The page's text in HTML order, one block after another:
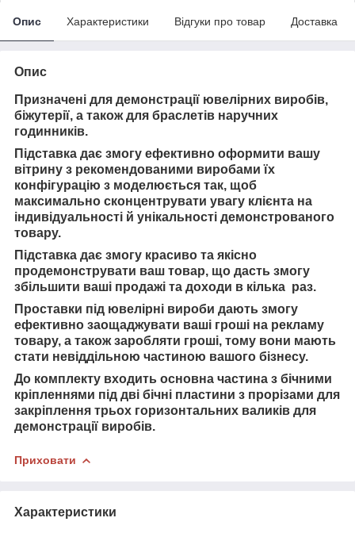
Опис Характеристики Відгуки про товар Доставка
Опис
Призначені для демонстрації ювелірних виробів,
біжутерії, а також для браслетів наручних
годинників.
Підставка дає змогу ефективно оформити вашу
вітрину з рекомендованими виробами їх
конфігурацію з моделюється так, щоб
максимально сконцентрувати увагу клієнта на
індивідуальності й унікальності демонстрованого
товару.
Підставка дає змогу красиво та якісно
продемонструвати ваш товар, що дасть змогу
збільшити ваші продажі та доходи в кілька раз.
Проставки під ювелірні вироби дають змогу
ефективно заощаджувати ваші гроші на рекламу
товару, а також заробляти гроші, тому вони мають
стати невіддільною частиною вашого бізнесу.
До комплекту входить основна частина з бічними
кріпленнями під дві бічні пластини з прорізами для
закріплення трьох горизонтальних валиків для
демонстрації виробів.
Приховати
Характеристики